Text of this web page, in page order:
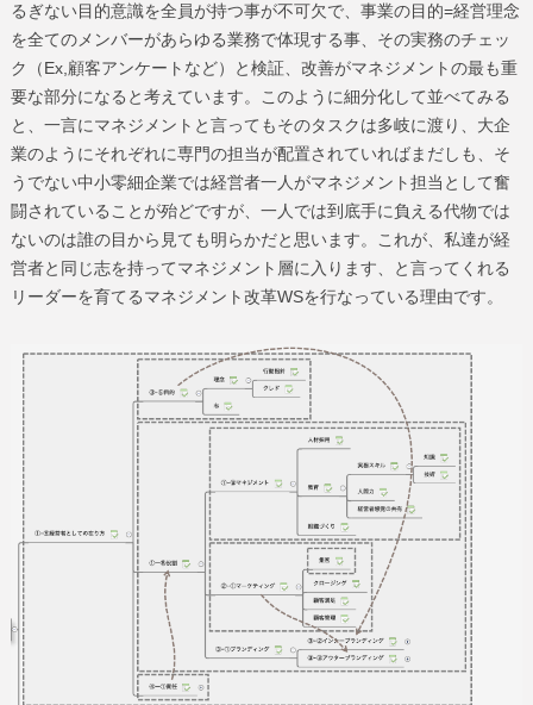
るぎない目的意識を全員が持つ事が不可欠で、事業の目的=経営理念
を全てのメンバーがあらゆる業務で体現する事、その実務のチェッ
ク（Ex,顧客アンケートなど）と検証、改善がマネジメントの最も重
要な部分になると考えています。このように細分化して並べてみる
と、一言にマネジメントと言ってもそのタスクは多岐に渡り、大企
業のようにそれぞれに専門の担当が配置されていればまだしも、そ
うでない中小零細企業では経営者一人がマネジメント担当として奮
闘されていることが殆どですが、一人では到底手に負える代物では
ないのは誰の目から見ても明らかだと思います。これが、私達が経
営者と同じ志を持ってマネジメント層に入ります、と言ってくれる
リーダーを育てるマネジメント改革WSを行なっている理由です。